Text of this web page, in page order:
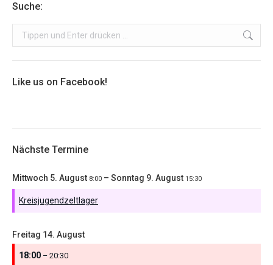
Suche:
Search:
Like us on Facebook!
Nächste Termine
Mittwoch 5. August 8:00 – Sonntag 9. August 15:30
Kreisjugendzeltlager
Freitag 14. August
18:00 – 20:30